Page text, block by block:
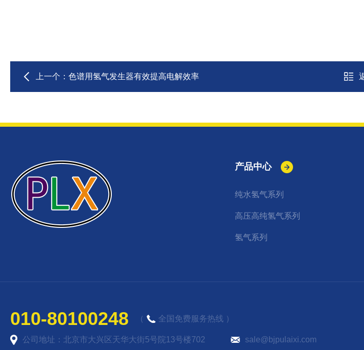
上一个： 色谱用氢气发生器有效提高电解效率
产品中心
纯水氢气系列
高压高纯氢气系列
氢气系列
010-80100248 （ 全国免费服务热线 ）
公司地址：北京市大兴区天华大街5号院13号楼702 sale@bjpulaixi.com